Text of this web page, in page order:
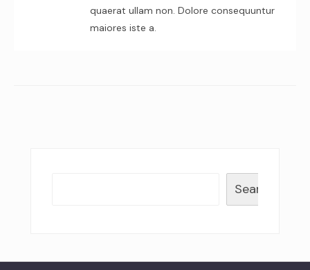
quaerat ullam non. Dolore consequuntur
maiores iste a.
Search